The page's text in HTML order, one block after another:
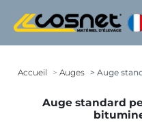
Accueil Auges Auge
Auge standard